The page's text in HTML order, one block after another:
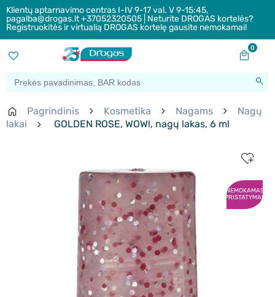
Klientų aptarnavimo centras I-IV 9-17 val. V 9-15:45,
pagalba@drogas.lt +37052320505 | Neturite DROGAS kortelės?
Registruokitės ir virtualią DROGAS kortelę gausite nemokamai!
0
Pagrindinis Kosmetika Nagams
Nagų
lakai
GOLDEN ROSE, WOW!, nagų lakas, 6 ml
NEMOKAMAS
PRISTATYMAS